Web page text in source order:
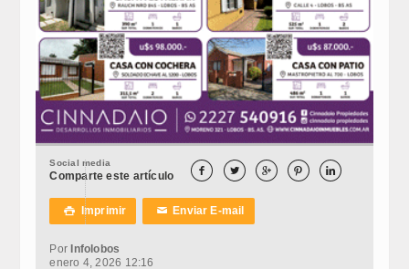
Social media
Comparte este artículo     
 Imprimir ✉Enviar E-mail
PorInfolobos
enero 4, 2026 12:16